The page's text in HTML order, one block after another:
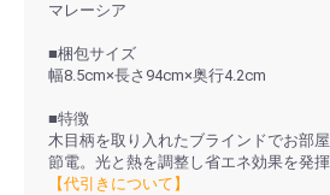
マレーシア
■梱包サイズ
幅8.5cm×長さ94cm×奥行4.2cm
■特徴
木目柄を取り入れたブラインドでお部
節電。光と熱を調整し省エネ効果を発揮
【代引きについて】